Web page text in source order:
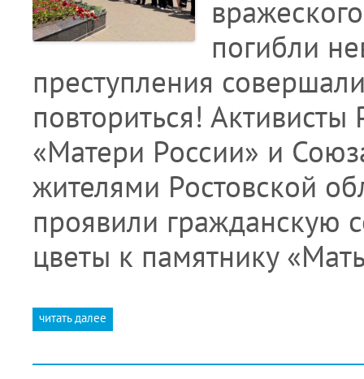
погибли
преступления
повториться!
«Матери России» и
жителями Ростовской
проявили гражданскую
цветы к памятнику
читать далее